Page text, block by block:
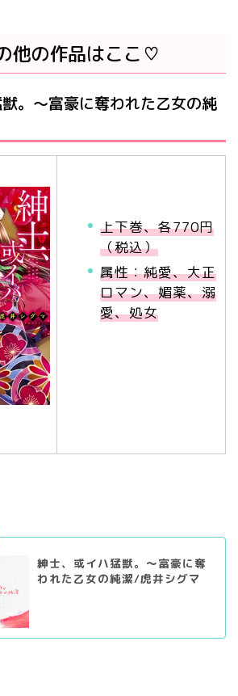
他の作品はここ♡
。～富豪に奪われた乙女の純
上下巻、各770円
（税込）
属性：純愛、大正
ロマン、媚薬、溺
愛、処女
紳士、或イハ猛獣。～富豪に奪
われた乙女の純潔/虎井シグマ